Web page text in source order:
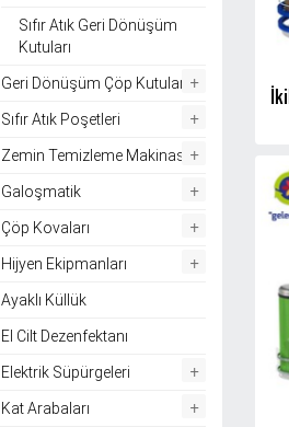
Sıfır Atık Geri Dönüşüm
Kutuları
Geri Dönüşüm Çöp Kutuları +
Sıfır Atık Poşetleri +
Zemin Temizleme Makinası +
Galoşmatik +
Çöp Kovaları +
Hijyen Ekipmanları +
Ayaklı Küllük
El Cilt Dezenfektanı
Elektrik Süpürgeleri +
Kat Arabaları +